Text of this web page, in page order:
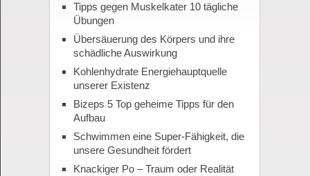
Tipps gegen Muskelkater 10 tägliche
Übungen
Übersäuerung des Körpers und ihre
schädliche Auswirkung
Kohlenhydrate Energiehauptquelle
unserer Existenz
Bizeps 5 Top geheime Tipps für den
Aufbau
Schwimmen eine Super-Fähigkeit, die
unsere Gesundheit fördert
Knackiger Po – Traum oder Realität